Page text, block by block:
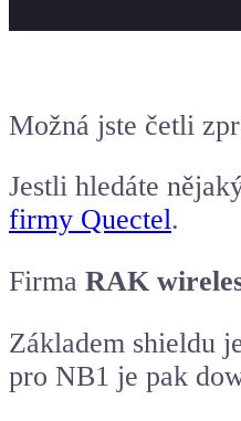
Možná jste četli
Jestli hledáte
firmy Quectel.
Firma RAK
Základem shieldu
pro NB1 je pak